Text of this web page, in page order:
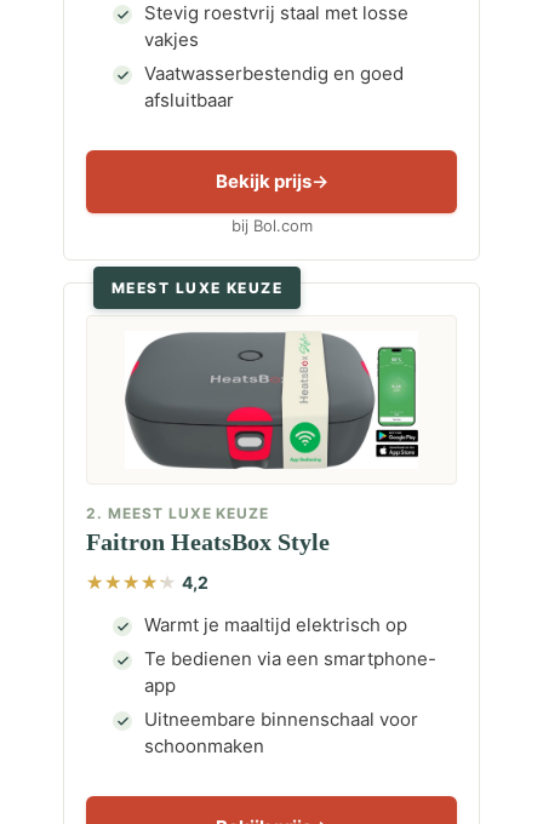
Stevig roestvrij staal met losse
vakjes
Vaatwasserbestendig en goed
afsluitbaar
Bekijk prijs
bij Bol.com
MEEST LUXE KEUZE
2. MEEST LUXE KEUZE
Faitron HeatsBox Style
4,2
Warmt je maaltijd elektrisch op
Te bedienen via een smartphone-
app
Uitneembare binnenschaal voor
schoonmaken